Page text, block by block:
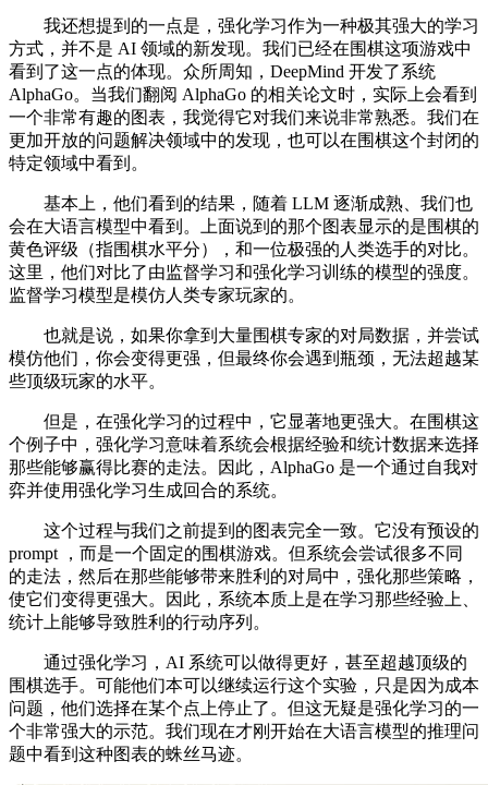
我还想提到的一点是，强化学习作为一种极其强大的学习
方式，并不是 AI 领域的新发现。我们已经在围棋这项游戏中
看到了这一点的体现。众所周知，DeepMind 开发了系统
AlphaGo。当我们翻阅 AlphaGo 的相关论文时，实际上会看到
一个非常有趣的图表，我觉得它对我们来说非常熟悉。我们在
更加开放的问题解决领域中的发现，也可以在围棋这个封闭的
特定领域中看到。
基本上，他们看到的结果，随着 LLM 逐渐成熟、我们也
会在大语言模型中看到。上面说到的那个图表显示的是围棋的
黄色评级（指围棋水平分），和一位极强的人类选手的对比。
这里，他们对比了由监督学习和强化学习训练的模型的强度。
监督学习模型是模仿人类专家玩家的。
也就是说，如果你拿到大量围棋专家的对局数据，并尝试
模仿他们，你会变得更强，但最终你会遇到瓶颈，无法超越某
些顶级玩家的水平。
但是，在强化学习的过程中，它显著地更强大。在围棋这
个例子中，强化学习意味着系统会根据经验和统计数据来选择
那些能够赢得比赛的走法。因此，AlphaGo 是一个通过自我对
弈并使用强化学习生成回合的系统。
这个过程与我们之前提到的图表完全一致。它没有预设的
prompt ，而是一个固定的围棋游戏。但系统会尝试很多不同
的走法，然后在那些能够带来胜利的对局中，强化那些策略，
使它们变得更强大。因此，系统本质上是在学习那些经验上、
统计上能够导致胜利的行动序列。
通过强化学习，AI 系统可以做得更好，甚至超越顶级的
围棋选手。可能他们本可以继续运行这个实验，只是因为成本
问题，他们选择在某个点上停止了。但这无疑是强化学习的一
个非常强大的示范。我们现在才刚开始在大语言模型的推理问
题中看到这种图表的蛛丝马迹。